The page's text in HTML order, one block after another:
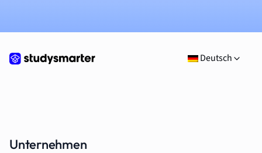
Deutsch
Unternehmen